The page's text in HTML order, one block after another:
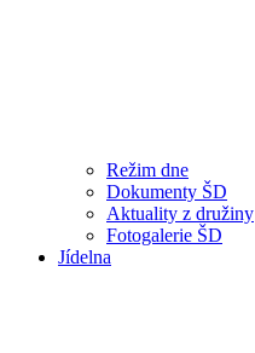
Režim dne
Dokumenty ŠD
Aktuality z družiny
Fotogalerie ŠD
Jídelna